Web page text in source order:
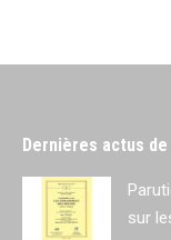
Dernières actus de
sur